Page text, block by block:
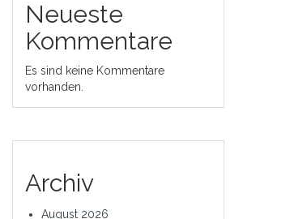
Neueste
Kommentare
Es sind keine Kommentare
vorhanden.
Archiv
August 2026